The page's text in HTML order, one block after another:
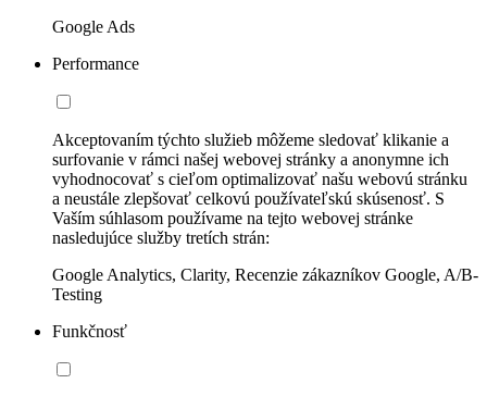
Google Ads
Performance
Akceptovaním týchto služieb môžeme sledovať klikanie a
surfovanie v rámci našej webovej stránky a anonymne ich
vyhodnocovať s cieľom optimalizovať našu webovú stránku
a neustále zlepšovať celkovú používateľskú skúsenosť. S
Vaším súhlasom používame na tejto webovej stránke
nasledujúce služby tretích strán:
Google Analytics, Clarity, Recenzie zákazníkov Google, A/B-
Testing
Funkčnosť